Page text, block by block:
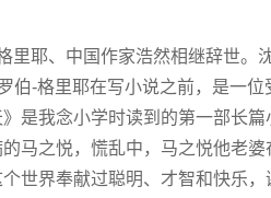
耶、中国作家浩然相继辞世。
伯-格里耶在写小说之前，是一位
是我念小学时读到的第一部长
马之悦，慌乱中，马之悦他老婆
界奉献过聪明、才智和快乐，